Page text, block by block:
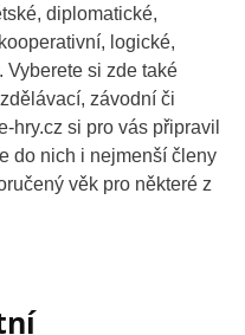
diplomatické,
logické,
Vyberete si zde také
závodní či
hry.cz si pro vás připravil
do nich i nejmenší členy
věk pro některé z